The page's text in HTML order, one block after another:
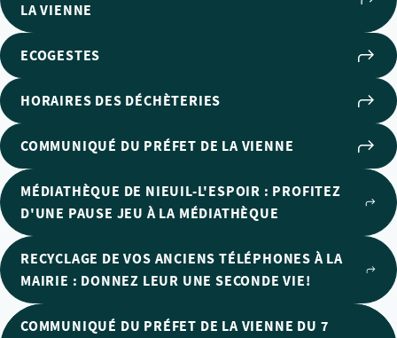
LA VIENNE
ECOGESTES
HORAIRES DES DÉCHÈTERIES
COMMUNIQUÉ DU PRÉFET DE LA VIENNE
MÉDIATHÈQUE DE NIEUIL-L'ESPOIR : PROFITEZ
D'UNE PAUSE JEU À LA MÉDIATHÈQUE
RECYCLAGE DE VOS ANCIENS TÉLÉPHONES À LA
MAIRIE : DONNEZ LEUR UNE SECONDE VIE!
COMMUNIQUÉ DU PRÉFET DE LA VIENNE DU 7